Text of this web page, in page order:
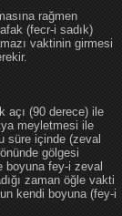
rağmen
(fecr-i sadık)
vaktinin girmesi
açı (90 derece) ile
meyletmesi ile
süre içinde (zeval
gölgesi
boyuna fey-i zeval
zaman öğle vakti
kendi boyuna (fey-i